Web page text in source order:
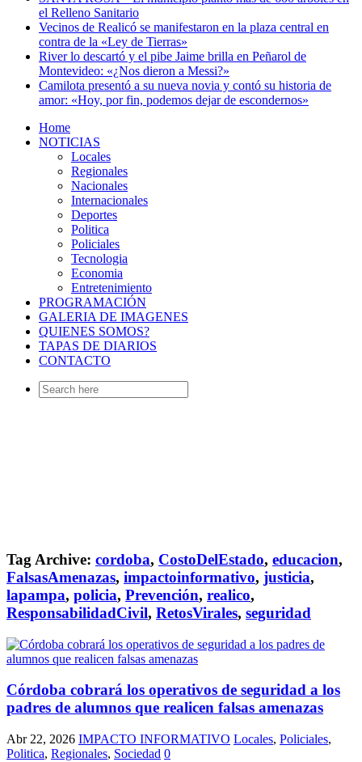
el Relleno Sanitario
Vecinos de Realicó se manifestaron en la plaza central en
contra de la «Ley de Tierras»
River lo descartó y el pibe Jaime brilla en Peñarol de
Montevideo: «¿Nos dieron a Messi?»
Camilota presentó a su nueva novia y contó su historia de
amor: «Hoy, por fin, podemos dejar de escondernos»
Home
NOTICIAS
Locales
Regionales
Nacionales
Internacionales
Deportes
Politica
Policiales
Tecnologia
Economia
Entretenimiento
PROGRAMACIÓN
GALERIA DE IMAGENES
QUIENES SOMOS?
TAPAS DE DIARIOS
CONTACTO
Search
for:
Tag Archive: cordoba, CostoDelEstado, educacion,
FalsasAmenazas, impactoinformativo, justicia,
lapampa, policia, Prevención, realico,
ResponsabilidadCivil, RetosVirales, seguridad
Córdoba cobrará los operativos de seguridad a los
padres de alumnos que realicen falsas amenazas
Abr 22, 2026 IMPACTO INFORMATIVO Locales, Policiales,
Politica, Regionales, Sociedad 0